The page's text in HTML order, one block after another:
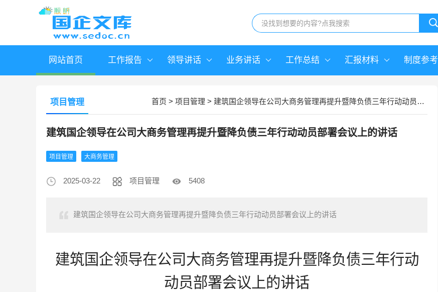
网站首页 工作报告 领导讲话 业务讲话 工作总结 汇报材料 制度参考
首页 > 项目管理 > 建筑国企领导在公司大商务管理再提升暨降负债三年行动动员部署会议上的讲话
项目管理
建筑国企领导在公司大商务管理再提升暨降负债三年行动动员部署会议上的讲话
项目管理 大商务管理
2025-03-22 项目管理 5408
建筑国企领导在公司大商务管理再提升暨降负债三年行动动员部署会议上的讲话
建筑 国企领导在公司大商务管理再提升暨降负债三年行动
动员部署会议上的讲话